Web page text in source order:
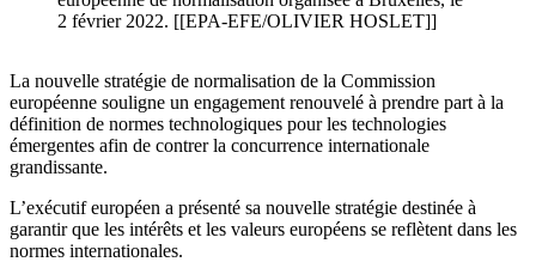
2 février 2022. [[EPA-EFE/OLIVIER HOSLET]]
La nouvelle stratégie de normalisation de la Commission
européenne souligne un engagement renouvelé à prendre part à la
définition de normes technologiques pour les technologies
émergentes afin de contrer la concurrence internationale
grandissante.
L’exécutif européen a présenté sa nouvelle stratégie destinée à
garantir que les intérêts et les valeurs européens se reflètent dans les
normes internationales.